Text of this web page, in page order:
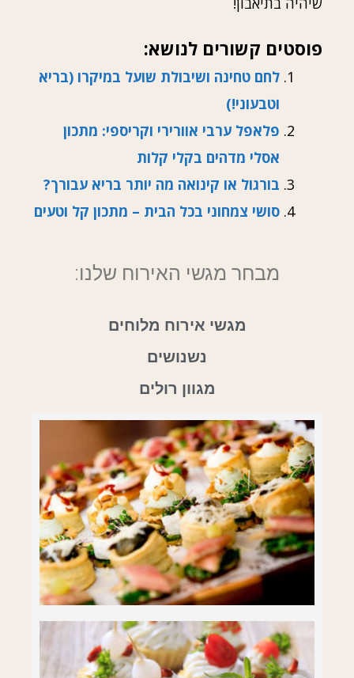
פוסטים קשורים לנושא:
לחם טחינה ושיבולת שועל במיקרו (בריא
וטבעוני!)
פלאפל ערבי אוורירי וקריספי: מתכון
אסלי מדהים בקלי קלות
בורגול או קינואה מה יותר בריא עבורך?
סושי צמחוני בכל הבית – מתכון קל וטעים
מבחר מגשי האירוח שלנו:
מגשי אירוח מלוחים
נשנושים
מגוון רולים